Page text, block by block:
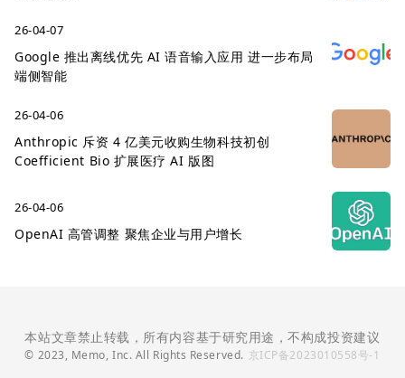
26-04-07
Google 推出离线优先 AI 语音输入应用 进一步布局
端侧智能
26-04-06
Anthropic 斥资 4 亿美元收购生物科技初创
Coefficient Bio 扩展医疗 AI 版图
26-04-06
OpenAI 高管调整 聚焦企业与用户增长
本站文章禁止转载，所有内容基于研究用途，不构成投资建议
© 2023, Memo, Inc. All Rights Reserved. 京ICP备2023010558号-1